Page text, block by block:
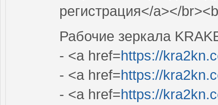
регистрация</a></
Рабочие зеркала
- <a href=https://
- <a href=https://
- <a href=https://